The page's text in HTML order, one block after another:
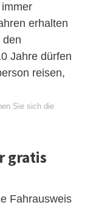
erhalten
den
Jahre dürfen
reisen,
Sie sich die
gratis
Fahrausweis